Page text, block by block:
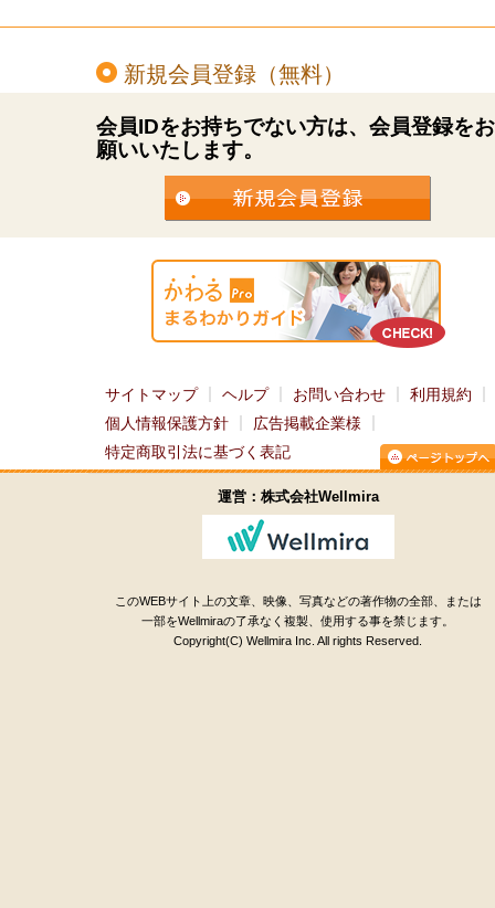
新規会員登録（無料）
会員IDをお持ちでない方は、会員登録をお
願いいたします。
サイトマップ ヘルプ お問い合わせ
利用規約
個人情報保護方針
広告掲載企業様
特定商取引法に基づく表記
運営：株式会社Wellmira
このWEBサイト上の文章、映像、写真などの著作物の全部、または
一部をWellmiraの了承なく複製、使用する事を禁じます。
Copyright(C) Wellmira Inc. All rights Reserved.